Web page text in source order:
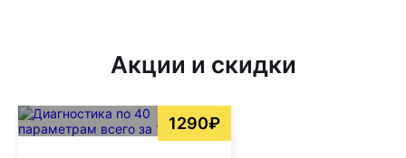
Акции и скидки
1290₽